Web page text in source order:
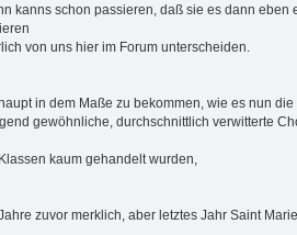
schon passieren, daß sie es dann eben
von uns hier im Forum unterscheiden.
in dem Maße zu bekommen, wie es nun
gewöhnliche, durchschnittlich verwitterte
kaum gehandelt wurden,
zuvor merklich, aber letztes Jahr Saint